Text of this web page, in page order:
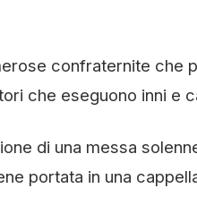
confraternite che
che eseguono inni e
di una messa
portata in una